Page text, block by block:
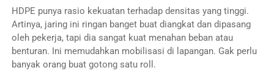
HDPE punya rasio kekuatan terhadap densitas yang tinggi.
Artinya, jaring ini ringan banget buat diangkat dan dipasang
oleh pekerja, tapi dia sangat kuat menahan beban atau
benturan. Ini memudahkan mobilisasi di lapangan. Gak perlu
banyak orang buat gotong satu roll.